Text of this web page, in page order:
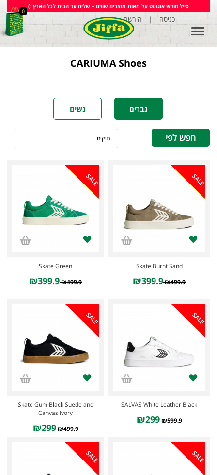
סייל חודש אוגוסט על מאות מוצרים שווים + שליח עד הבית לכל הארץ :)
Toggle
navigation
כניסה | הירשם
0
CARIUMA Shoes
גברים נשים
תיקים חפש לפי
SALE
Skate Burnt Sand
₪499.9
₪399.9
SALE
Skate Green
₪499.9
₪399.9
SALE
SALVAS White Leather Black
₪599.9
₪299
SALE
Skate Gum Black Suede and
Canvas Ivory
₪499.9
₪299
SALE
SALE